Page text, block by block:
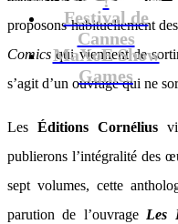
Festival de
Cannes
MaXoE Show
Games
proposons habituellement des
Comicsqui viennent de
s’agit d’un ouvrage qui ne
Les Éditions Cornélius
publierons l’intégralité des
sept volumes, cette
parution de l’ouvrage Les